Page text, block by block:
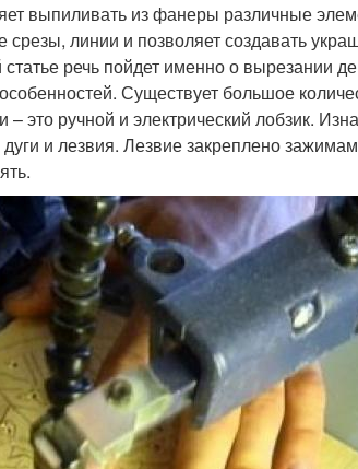
выпиливать из фанеры различные
линии и позволяет создавать
речь пойдет именно о вырезании
Существует большое
это ручной и электрический лобзик.
дуги и лезвия. Лезвие закреплено